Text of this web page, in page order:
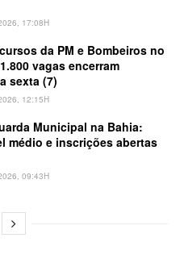
17:08H
da PM e Bombeiros no
vagas encerram
sexta (7)
12:15H
Municipal na Bahia:
médio e inscrições abertas
09:43H